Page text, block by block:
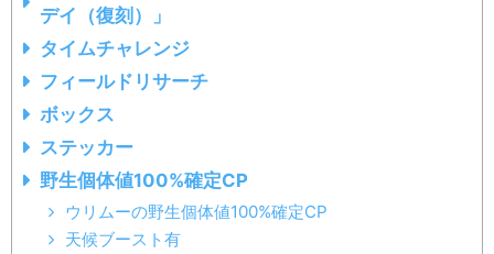
デイ（復刻）」
タイムチャレンジ
フィールドリサーチ
ボックス
ステッカー
野生個体値100%確定CP
ウリムーの野生個体値100%確定CP
天候ブースト有